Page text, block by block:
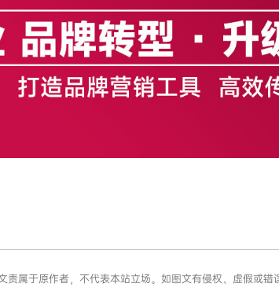
属于原作者，不代表本站立场。如图文有侵权、虚假或错